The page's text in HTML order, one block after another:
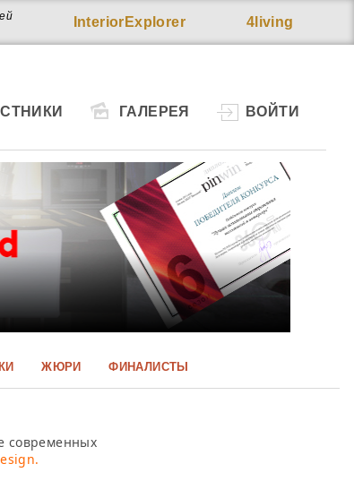
4living
InteriorExplorer
ГАЛЕРЕЯ ВОЙТИ
ЖЮРИ ФИНАЛИСТЫ
современных